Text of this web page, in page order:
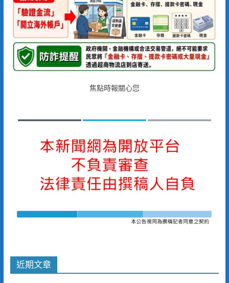
焦點時報關心您
近期文章